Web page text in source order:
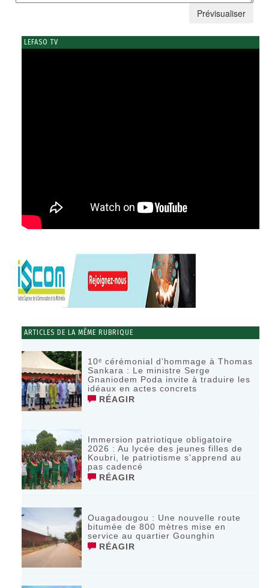
LEFASO TV
ARTICLES DE LA MÊME RUBRIQUE
10ᵉ cérémonial d’hommage à Thomas
Sankara : Le ministre Serge
Gnaniodem Poda invite à traduire les
idéaux en actes concrets
RÉAGIR
Immersion patriotique obligatoire
2026 : Au lycée des jeunes filles de
Koubri, le patriotisme s’apprend au
pas cadencé
RÉAGIR
Ouagadougou : Une nouvelle route
bitumée de 800 mètres mise en
service au quartier Gounghin
RÉAGIR